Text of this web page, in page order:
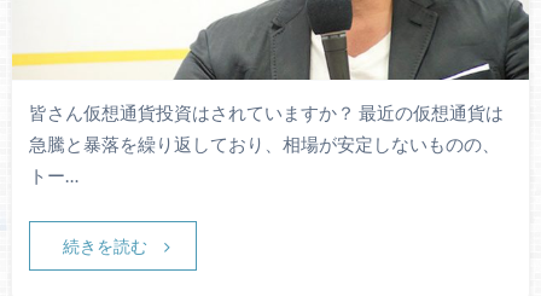
皆さん仮想通貨投資はされていますか？ 最近の仮想通貨は
急騰と暴落を繰り返しており、相場が安定しないものの、
トー…
続きを読む